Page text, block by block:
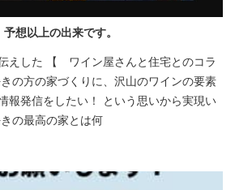
想以上の出来です。
えした 【 ワイン屋さんと住宅とのコラ
の方の家づくりに、沢山のワインの要素
報発信をしたい！ という思いから実現い
の最高の家とは何